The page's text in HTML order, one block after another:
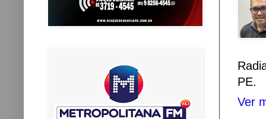
PE.
Ver